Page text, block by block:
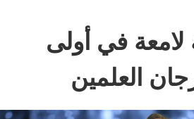
لامعة في أولى
العلمين